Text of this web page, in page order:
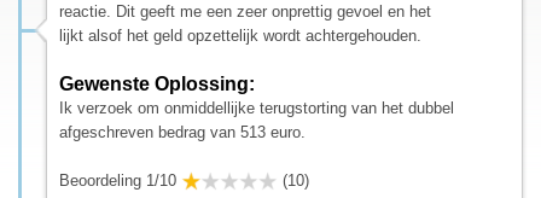
reactie. Dit geeft me een zeer onprettig gevoel en het
lijkt alsof het geld opzettelijk wordt achtergehouden.
Gewenste Oplossing:
Ik verzoek om onmiddellijke terugstorting van het dubbel
afgeschreven bedrag van 513 euro.
Beoordeling 1/10 (10)